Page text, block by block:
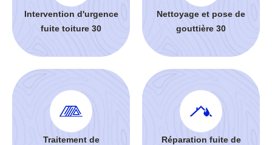
Intervention d'urgence
fuite toiture 30
Nettoyage et pose de
gouttière 30
Traitement de
Réparation fuite de